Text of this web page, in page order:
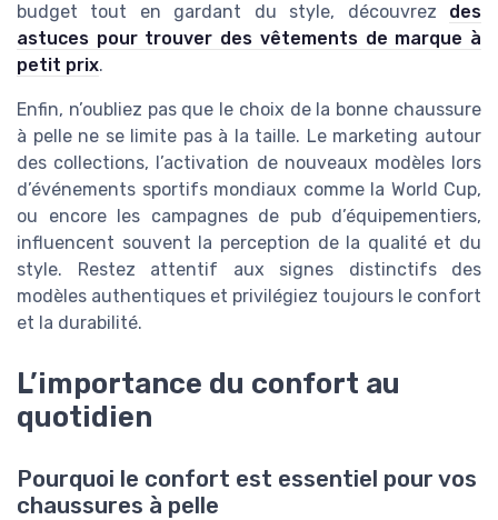
budget tout en gardant du style, découvrez des
astuces pour trouver des vêtements de marque à
petit prix.
Enfin, n’oubliez pas que le choix de la bonne chaussure
à pelle ne se limite pas à la taille. Le marketing autour
des collections, l’activation de nouveaux modèles lors
d’événements sportifs mondiaux comme la World Cup,
ou encore les campagnes de pub d’équipementiers,
influencent souvent la perception de la qualité et du
style. Restez attentif aux signes distinctifs des
modèles authentiques et privilégiez toujours le confort
et la durabilité.
L’importance du confort au
quotidien
Pourquoi le confort est essentiel pour vos
chaussures à pelle